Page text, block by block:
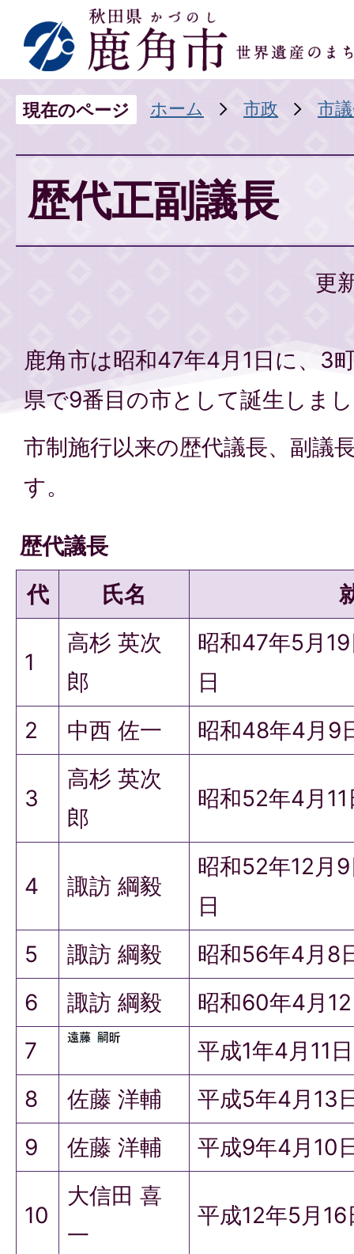
現在のページ ホーム 市政 市
歴代正副議長
更
鹿角市は昭和47年4月1日に、3
県で9番目の市として誕生しま
市制施行以来の歴代議長、副議
す。
歴代議長
代
氏名
1
高杉 英次
郎
昭和47年5月
日
2
中西 佐一 昭和48年4月9
3
高杉 英次
郎
昭和52年4月
4 諏訪 綱毅
昭和52年12月
日
5
諏訪 綱毅
昭和56年4月8
6
諏訪 綱毅
昭和60年4月
7
平成1年4月11
8
佐藤 洋輔
平成5年4月13
9
佐藤 洋輔 平成9年4月10
10
大信田 喜
一
平成12年5月